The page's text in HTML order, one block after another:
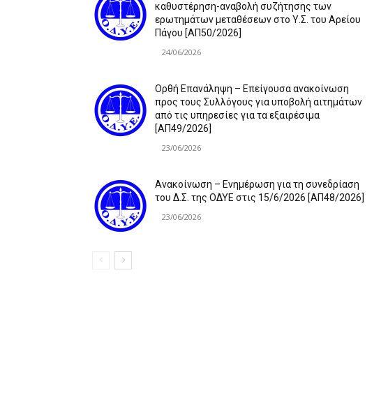
καθυστέρηση-αναβολή συζήτησης των
ερωτημάτων μεταθέσεων στο Υ.Σ. του Αρείου
Πάγου [ΑΠ50/2026]
24/06/2026
Ορθή Επανάληψη – Επείγουσα ανακοίνωση
προς τους Συλλόγους για υποβολή αιτημάτων
από τις υπηρεσίες για τα εξαιρέσιμα
[ΑΠ49/2026]
23/06/2026
Ανακοίνωση – Ενημέρωση για τη συνεδρίαση
του Δ.Σ. της ΟΔΥΕ στις 15/6/2026 [ΑΠ48/2026]
23/06/2026